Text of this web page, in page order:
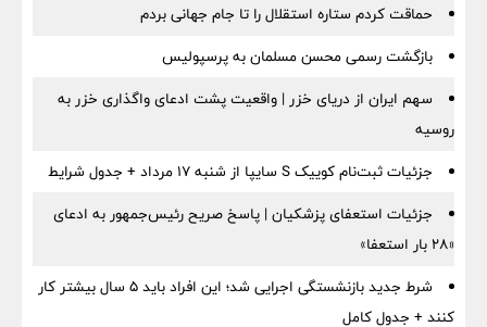
حماقت کردم ستاره استقلال را تا جام جهانی بردم
بازگشت رسمی محسن مسلمان به پرسپولیس
سهم ایران از دریای خزر | واقعیت پشت ادعای واگذاری خزر به
روسیه
جزئیات ثبت‌نام کوییک S سایپا از شنبه ۱۷ مرداد + جدول شرایط
جزئیات استعفای پزشکیان | پاسخ صریح رئیس‌جمهور به ادعای
«۲۸ بار استعفا»
شرط جدید بازنشستگی اجرایی شد؛ این افراد باید ۵ سال بیشتر کار
کنند + جدول کامل